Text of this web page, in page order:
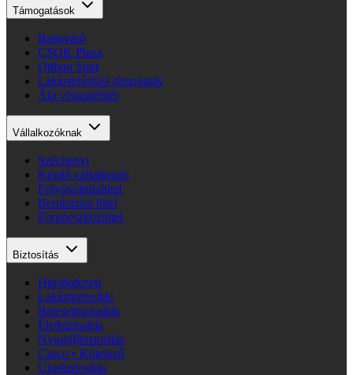
Támogatások
Babaváró
CSOK Plusz
Otthon Start
Lakásfelújítási támogatás
Áfa visszatérítés
Vállalkozóknak
Széchenyi
Kezdő vállalkozás
Folyószámlahitel
Beruházási hitel
Forgóeszközhitel
Biztosítás
Hitelfedezeti
Lakásbiztosítás
Balesetbiztosítás
Életbiztosítás
Nyugdíjbiztosítás
Casco • Kötelező
Utasbiztosítás